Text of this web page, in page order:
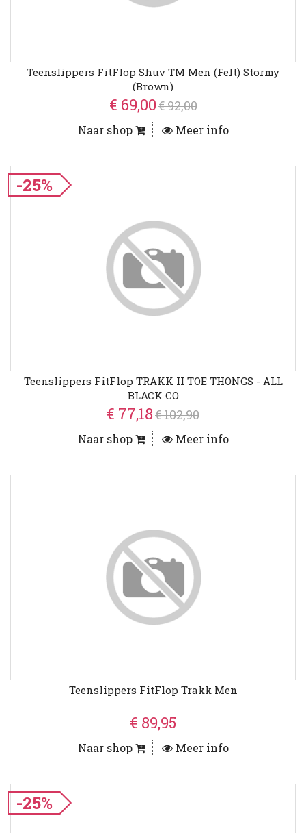
Teenslippers FitFlop Shuv TM Men (felt) Stormy
(brown)
€ 69,00€ 92,00
Naar shop Meer info
-25%
Teenslippers FitFlop TRAKK II TOE THONGS - ALL
BLACK CO
€ 77,18€ 102,90
Naar shop Meer info
Teenslippers FitFlop Trakk Men
€ 89,95
Naar shop Meer info
-25%